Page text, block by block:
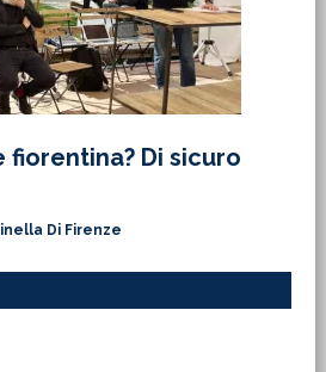
fiorentina? Di sicuro
Di Firenze